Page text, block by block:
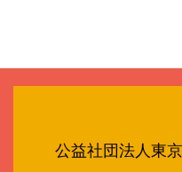
公益社団法人東